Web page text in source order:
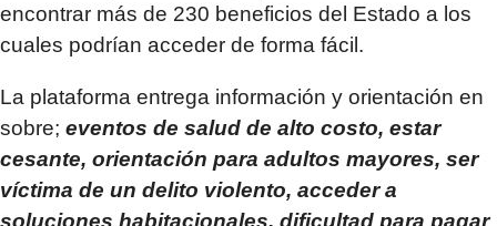
encontrar más de 230 beneficios del Estado a los
cuales podrían acceder de forma fácil.
La plataforma entrega información y orientación en
sobre; eventos de salud de alto costo, estar
cesante, orientación para adultos mayores, ser
víctima de un delito violento, acceder a
soluciones habitacionales, dificultad para pagar